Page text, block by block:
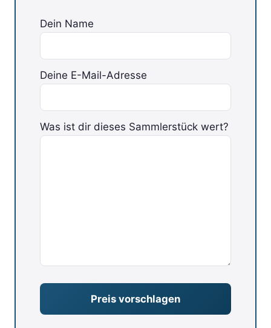
Dein Name
Deine E-Mail-Adresse
Bitte lasse dieses Feld leer.
Was ist dir dieses Sammlerstück wert?